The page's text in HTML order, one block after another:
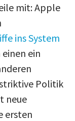
mit: Apple
ins System
einen ein
Politik
neue
ersten